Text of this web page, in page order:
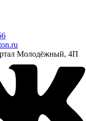
Молодёжный, 4П